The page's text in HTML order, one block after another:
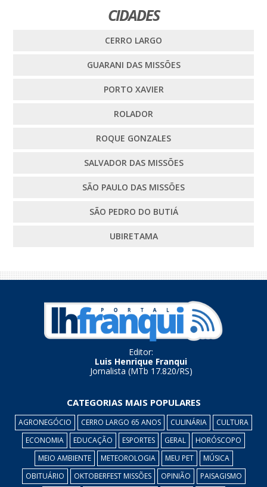
CIDADES
CERRO LARGO
GUARANI DAS MISSÕES
PORTO XAVIER
ROLADOR
ROQUE GONZALES
SALVADOR DAS MISSÕES
SÃO PAULO DAS MISSÕES
SÃO PEDRO DO BUTIÁ
UBIRETAMA
Editor:
Luis Henrique Franqui
Jornalista (MTb 17.820/RS)
CATEGORIAS MAIS POPULARES
AGRONEGÓCIO CERRO LARGO 65 ANOS CULINÁRIA
CULTURA
ECONOMIA
EDUCAÇÃO ESPORTES GERAL
HORÓSCOPO
MEIO AMBIENTE
METEOROLOGIA MEU PET
MÚSICA
OBITUÁRIO
OKTOBERFEST MISSÕES OPINIÃO PAISAGISMO